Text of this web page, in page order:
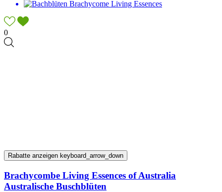
0
Rabatte anzeigen keyboard_arrow_down
Brachycombe Living Essences of Australia
Australische Buschblüten